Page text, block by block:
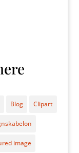
Blog Clipart
image